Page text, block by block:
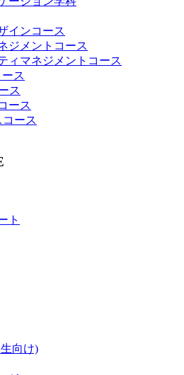
インコース
ジメントコース
ィマネジメントコース
ース
ス
ース
コース
ト
向け)